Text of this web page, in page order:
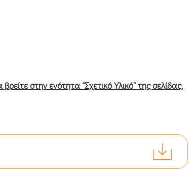
στην ενότητα “Σχετικό Υλικό” της σελίδας.